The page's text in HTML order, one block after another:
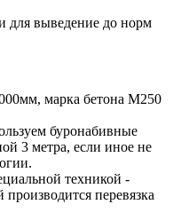
для выведение до норм
марка бетона М250
буронабивные
3 метра, если иное не
техникой -
перевязка